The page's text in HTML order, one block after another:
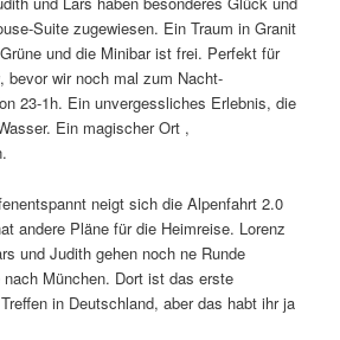
Suite zugewiesen. Ein Traum in Granit
und die Minibar ist frei. Perfekt für
bevor wir noch mal zum Nacht-
23-1h. Ein unvergessliches Erlebnis, die
Ein magischer Ort ,
neigt sich die Alpenfahrt 2.0
andere Pläne für die Heimreise. Lorenz
und Judith gehen noch ne Runde
München. Dort ist das erste
in Deutschland, aber das habt ihr ja